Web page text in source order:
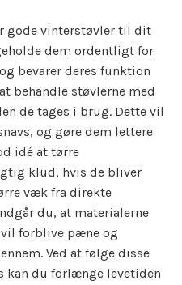
gode vinterstøvler til dit
dem ordentligt for
bevarer deres funktion
behandle støvlerne med
de tages i brug. Dette vil
og gøre dem lettere
idé at tørre
klud, hvis de bliver
væk fra direkte
du, at materialerne
forblive pæne og
Ved at følge disse
kan du forlænge levetiden